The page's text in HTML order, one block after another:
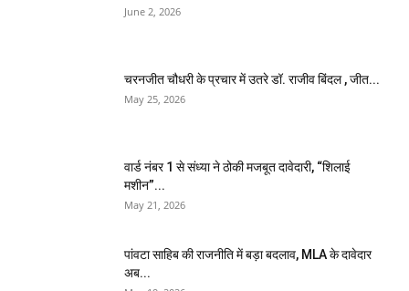
June 2, 2026
चरनजीत चौधरी के प्रचार में उतरे डॉ. राजीव बिंदल , जीत...
May 25, 2026
वार्ड नंबर 1 से संध्या ने ठोकी मजबूत दावेदारी, “शिलाई
मशीन”...
May 21, 2026
पांवटा साहिब की राजनीति में बड़ा बदलाव, MLA के दावेदार
अब...